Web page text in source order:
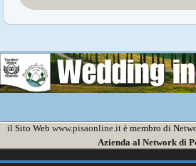
il Sito Web www.pisaonline.itè membro di
Azienda al Network di